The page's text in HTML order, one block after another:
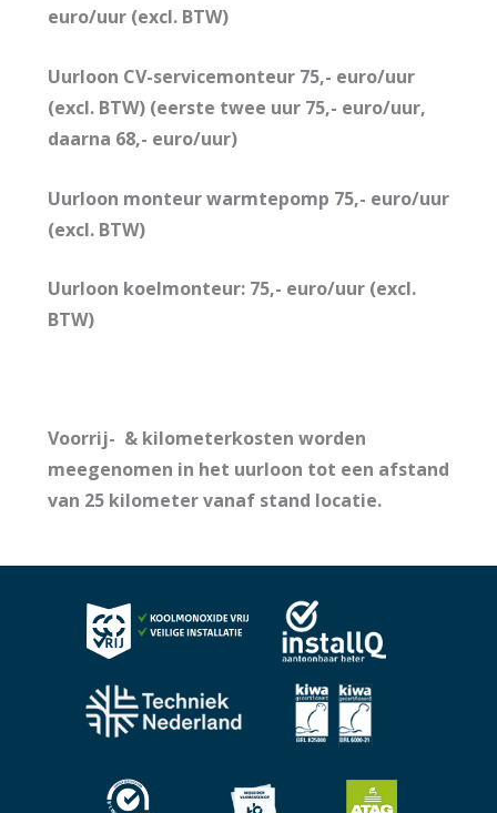
euro/uur (excl. BTW)
Uurloon CV-servicemonteur 75,- euro/uur
(excl. BTW) (eerste twee uur 75,- euro/uur,
daarna 68,- euro/uur)
Uurloon monteur warmtepomp 75,- euro/uur
(excl. BTW)
Uurloon koelmonteur: 75,- euro/uur (excl.
BTW)
Voorrij- & kilometerkosten worden
meegenomen in het uurloon tot een afstand
van 25 kilometer vanaf stand locatie.